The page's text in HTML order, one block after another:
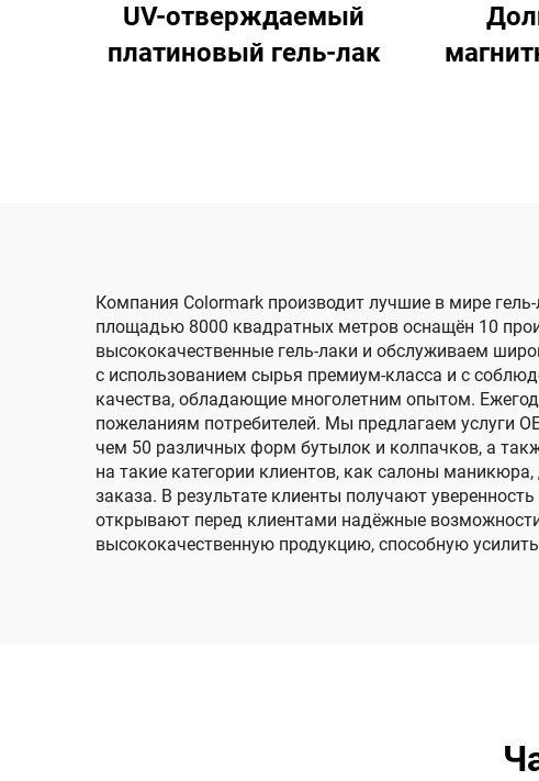
UV-отверждаемый
платиновый гель-лак
Компания Colormark производит лучшие в мире
площадью 8000 квадратных метров оснащён 10
высококачественные гель-лаки и обслуживаем
с использованием сырья премиум-класса и с
качества, обладающие многолетним опытом.
пожеланиям потребителей. Мы предлагаем услуги
чем 50 различных форм бутылок и колпачков, а
на такие категории клиентов, как салоны
заказа. В результате клиенты получают
открывают перед клиентами надёжные
высококачественную продукцию, способную усилить